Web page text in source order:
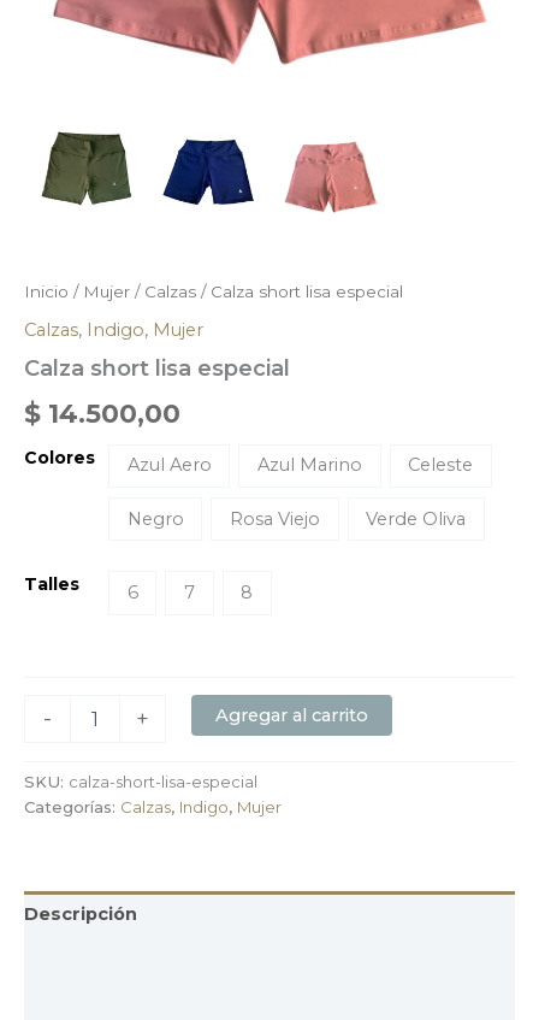
Inicio / Mujer / Calzas / Calza short lisa especial
Calzas, Indigo, Mujer
Calza short lisa especial
$ 14.500,00
Colores Azul Aero Azul Marino Celeste
Negro Rosa Viejo Verde Oliva
Talles 6 7 8
- + Agregar al carrito
SKU: calza-short-lisa-especial
Categorías: Calzas, Indigo, Mujer
Descripción